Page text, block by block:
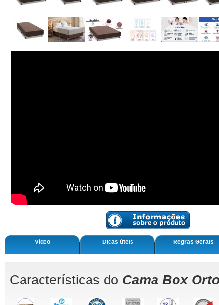
Vídeo Dicas úteis Regras Gerais
Características do Cama Box